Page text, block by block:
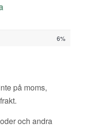
6%
på moms,
och andra